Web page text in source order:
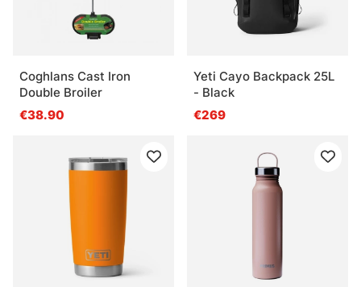
Coghlans Cast Iron
Double Broiler
€38.90
Yeti Cayo Backpack 25L
- Black
€269